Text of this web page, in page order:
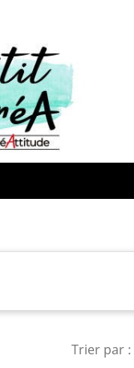
Trier par :